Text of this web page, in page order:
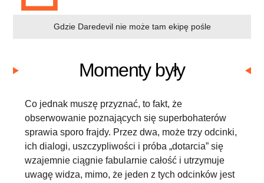
Gdzie Daredevil nie może tam ekipę pośle
Momenty były
Co jednak muszę przyznać, to fakt, że
obserwowanie poznających się superbohaterów
sprawia sporo frajdy. Przez dwa, może trzy odcinki,
ich dialogi, uszczypliwości i próba „dotarcia” się
wzajemnie ciągnie fabularnie całość i utrzymuje
uwagę widza, mimo, że jeden z tych odcinków jest